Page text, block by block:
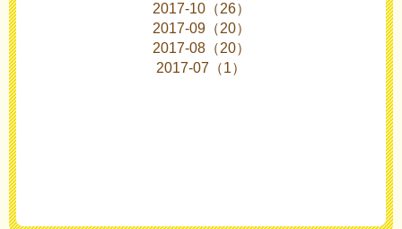
2017-10（26）
2017-09（20）
2017-08（20）
2017-07（1）